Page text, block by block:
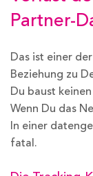
Partner-
Das ist einer
Beziehung zu
Du baust
Wenn Du das
In einer
fatal.